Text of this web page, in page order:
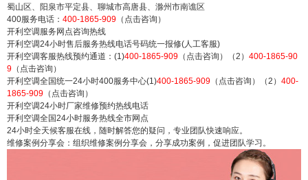
蜀山区、阳泉市平定县、聊城市高唐县、滁州市南谯区
400服务电话： 400-1865-909 （点击咨询）
开利空调服务网点咨询热线
开利空调24小时售后服务热线电话号码统一报修(人工客服)
开利空调客服热线预约通道：(1)400-1865-909 （点击咨询）（2） 400-1865-90
9 （点击咨询）
开利空调全国统一24小时400服务中心(1)400-1865-909 （点击咨询）（2） 400-
1865-909 （点击咨询）
开利空调24小时厂家维修预约热线电话
开利空调全国24小时服务热线全市网点
24小时全天候客服在线，随时解答您的疑问，专业团队快速响应。
维修案例分享会：组织维修案例分享会，分享成功案例，促进团队学习。